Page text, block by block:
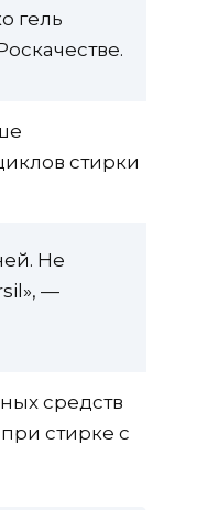
гель
стирки
Не
—
средств
стирке с